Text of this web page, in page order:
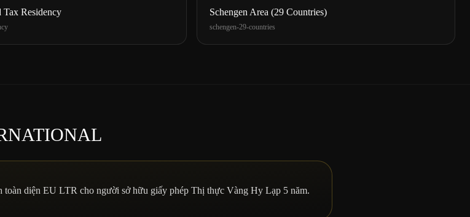
Residency Schengen Area (29 Countries)
schengen-29-countries
diện EU LTR cho người sở hữu giấy phép Thị thực Vàng Hy Lạp 5 năm.